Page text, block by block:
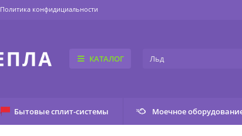
Политика конфидициальности
КАТАЛОГ
Бытовые сплит-системы Моечное